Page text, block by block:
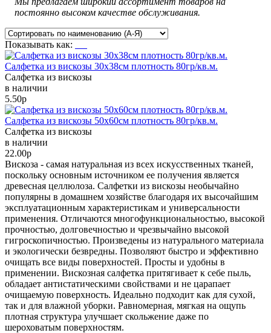
постоянно высоком качестве обслуживания.
Показывать как:
Салфетка из вискозы 30х38см плотность 80гр/кв.м.
Салфетка из вискозы
в наличии
5.50р
Салфетка из вискозы 50х60см плотность 80гр/кв.м.
Салфетка из вискозы
в наличии
22.00р
Вискоза - самая натуральная из всех искусственных тканей,
поскольку основным источником ее получения является
древесная целлюлоза. Салфетки из вискозы необычайно
популярны в домашнем хозяйстве благодаря их высочайшим
эксплуатационным характеристикам и универсальности
применения. Отличаются многофункциональностью, высокой
прочностью, долговечностью и чрезвычайно высокой
гигроскопичностью. Произведены из натурального материала
и экологически безвредны. Позволяют быстро и эффективно
очищать все виды поверхностей. Просты и удобны в
применении. Вискозная салфетка притягивает к себе пыль,
обладает антистатическими свойствами и не царапает
очищаемую поверхность. Идеально подходит как для сухой,
так и для влажной уборки. Равномерная, мягкая на ощупь
плотная структура улучшает скольжение даже по
шероховатым поверхностям.